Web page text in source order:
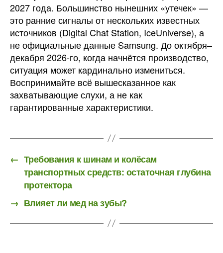
2027 года. Большинство нынешних «утечек» —
это ранние сигналы от нескольких известных
источников (Digital Chat Station, IceUniverse), а
не официальные данные Samsung. До октября–
декабря 2026-го, когда начнётся производство,
ситуация может кардинально измениться.
Воспринимайте всё вышесказанное как
захватывающие слухи, а не как
гарантированные характеристики.
← Требования к шинам и колёсам
транспортных средств: остаточная глубина
протектора
→ Влияет ли мед на зубы?